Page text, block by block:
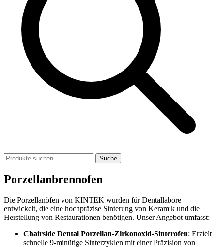
Suche
Porzellanbrennofen
Die Porzellanöfen von KINTEK wurden für Dentallabore
entwickelt, die eine hochpräzise Sinterung von Keramik und die
Herstellung von Restaurationen benötigen. Unser Angebot umfasst:
Chairside Dental Porzellan-Zirkonoxid-Sinterofen: Erzielt
schnelle 9-minütige Sinterzyklen mit einer Präzision von